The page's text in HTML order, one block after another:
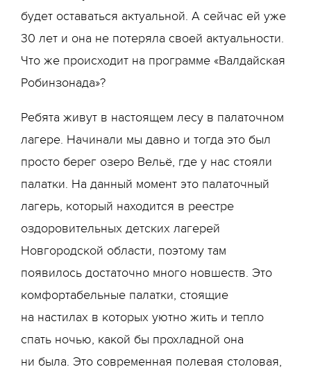
будет оставаться актуальной. А сейчас ей уже
30 лет и она не потеряла своей актуальности.
Что же происходит на программе «Валдайская
Робинзонада»?
Ребята живут в настоящем лесу в палаточном
лагере. Начинали мы давно и тогда это был
просто берег озеро Вельё, где у нас стояли
палатки. На данный момент это палаточный
лагерь, который находится в реестре
оздоровительных детских лагерей
Новгородской области, поэтому там
появилось достаточно много новшеств. Это
комфортабельные палатки, стоящие
на настилах в которых уютно жить и тепло
спать ночью, какой бы прохладной она
ни была. Это современная полевая столовая,